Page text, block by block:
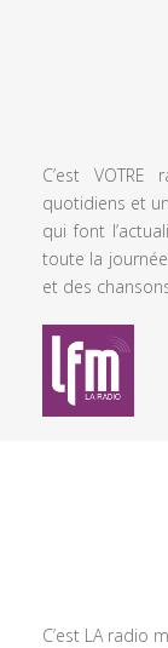
C’est
quotidiens et
qui font
toute la
et des
C’est LA radio